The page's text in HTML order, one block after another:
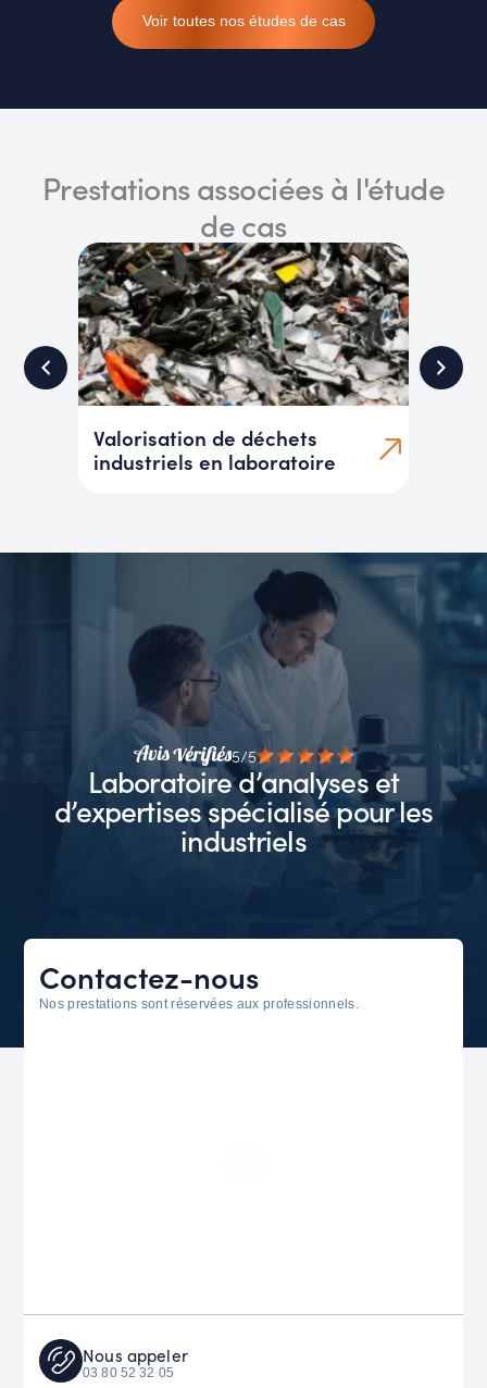
Voir toutes nos études de cas
Prestations associées à l'étude
de cas
Valorisation de déchets
industriels en laboratoire
5/5
Laboratoire d’analyses et
d’expertises spécialisé pour les
industriels
Contactez-nous
Nos prestations sont réservées aux professionnels.
Nous appeler
03 80 52 32 05